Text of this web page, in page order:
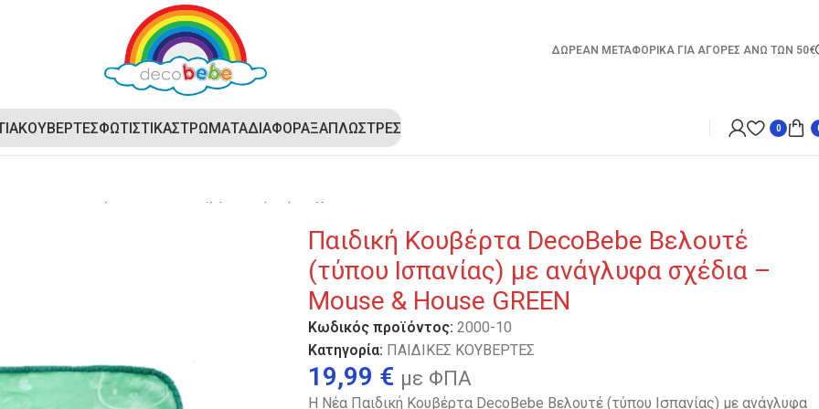
ΔΩΡΕΑΝ ΜΕΤΑΦΟΡΙΚΑ ΓΙΑ ΑΓΟΡΕΣ ΑΝΩ ΤΩΝ 50€
ΚΟΥΒΕΡΤΕΣΦΩΤΙΣΤΙΚΑΣΤΡΩΜΑΤΑΔΙΑΦΟΡΑΞΑΠΛΩΣΤΡΕΣ 0
Παιδική Κουβέρτα DecoBebe Βελουτέ
(τύπου Ισπανίας) με ανάγλυφα σχέδια –
Mouse & House GREEN
Κωδικός προϊόντος: 2000-10
Κατηγορία: ΠΑΙΔΙΚΕΣ ΚΟΥΒΕΡΤΕΣ
19,99 € με ΦΠΑ
Η Νέα Παιδική Κουβέρτα DecoBebe Βελουτέ (τύπου Ισπανίας) με ανάγλυφα